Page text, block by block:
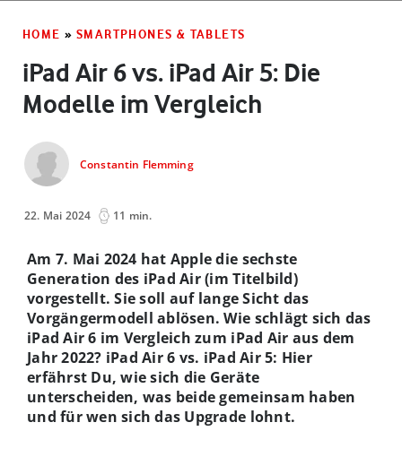
HOME » SMARTPHONES & TABLETS
iPad Air 6 vs. iPad Air 5: Die
Modelle im Vergleich
Constantin Flemming
22. Mai 2024 11 min.
Am 7. Mai 2024 hat Apple die sechste
Generation des iPad Air (im Titelbild)
vorgestellt. Sie soll auf lange Sicht das
Vorgängermodell ablösen. Wie schlägt sich das
iPad Air 6 im Vergleich zum iPad Air aus dem
Jahr 2022? iPad Air 6 vs. iPad Air 5: Hier
erfährst Du, wie sich die Geräte
unterscheiden, was beide gemeinsam haben
und für wen sich das Upgrade lohnt.